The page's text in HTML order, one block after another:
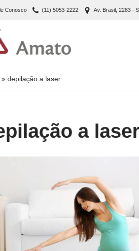
Conosco (11) 5053-2222 Av. Brasil, 2283 -
» depilação a laser
a laser